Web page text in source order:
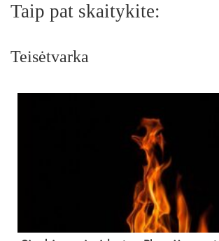
Taip pat skaitykite:
Teisėtvarka